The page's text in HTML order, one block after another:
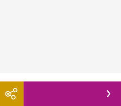
argentina di Mendoza,
bambina nello Utah insieme